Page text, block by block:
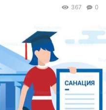
0
367